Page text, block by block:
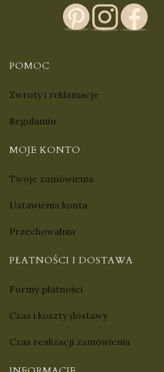
Linki w stopce
POMOC
Zwroty i reklamacje
Regulamin
MOJE KONTO
Twoje zamówienia
Ustawienia konta
Przechowalnia
PŁATNOŚCI I DOSTAWA
Formy płatności
Czas i koszty dostawy
Czas realizacji zamówienia